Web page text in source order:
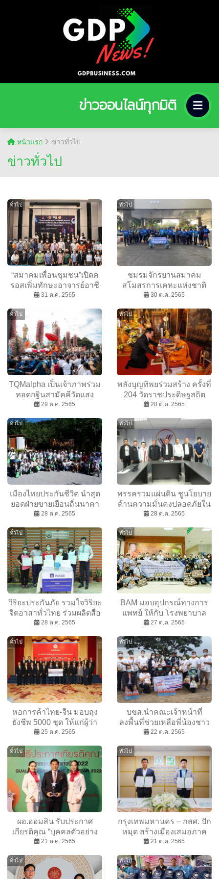
ข่าวออนไลน์ทุกมิติ
หน้าแรก ข่าวทั่วไป
ข่าวทั่วไป
ทั่วไป
“สมาคมเพื่อนชุมชน”เปิดค
รอสเพิ่มทักษะอาจารย์อาชี
วะจ. ระยอง ประยุกต์ความรู้
เยาวชนสู่ธุรกิจสตาร์ทอัพ
31 ต.ค. 2565
ทั่วไป
ชมรมจักรยานสมาคม
สโมสรการเคหะแห่งชาติ
ทีมคลุกฝุ่น Cycling Club
ร่วมจัดกิจกรรม “ปั่นเพื่อวัด
พระบาทน้ำพุ” ปีที่ 3 ออก
สตาร์ทวันแรกจากแฟลต
คลองจั่น > ซอยสยามธรณี
กม. 8
30 ต.ค. 2565
ทั่วไป
TQMalpha เป็นเจ้าภาพร่วม
ทอดกฐินสามัคคีวัดแสง
โพธิญาณ จ.เชียงราย
29 ต.ค. 2565
ทั่วไป
พลังบุญทิพยร่วมสร้าง ครั้งที่
204 วัดราชประดิษฐสถิต
มหาสีมารามราชวรวิหาร
28 ต.ค. 2565
ทั่วไป
เมืองไทยประกันชีวิต นำสุด
ยอดฝ่ายขายเยือนถิ่นนาคา
เสริมสิริมงคล
28 ต.ค. 2565
ทั่วไป
พรรครวมแผ่นดิน ชูนโยบาย
ด้านความมั่นคงปลอดภัยใน
ชีวิต การอยู่ดี มีสุข ของ
เพื่อประชาชน ล่าสุด จับ
คนร้ายขโมยตัดสายไฟ
สร้างความอุ่นใจให้
ประชาชนย่านเมืองทองธานี
28 ต.ค. 2565
ทั่วไป
วิริยะประกันภัย รวมใจวิริยะ
จิตอาสาทั่วไทย ร่วมผลิตสื่อ
อักษรเบรลล์ เพื่อคนตาบอด
28 ต.ค. 2565
ทั่วไป
BAM มอบอุปกรณ์ทางการ
แพทย์ ให้กับ โรงพยาบาล
ศรีนครินทร์ (ปัญญานันท
27 ต.ค. 2565
ทั่วไป
หอการค้าไทย-จีน มอบถุง
ยังชีพ 5000 ชุด ให้แก่ผู้ว่า
ราชการกรุงเทพมหานคร
น้ำท่วมใน กทม.
25 ต.ค. 2565
ทั่วไป
บขส.นำคณะเจ้าหน้าที่
ลงพื้นที่ช่วยเหลือพี่น้องชาว
จังหวัดสิงห์บุรี
22 ต.ค. 2565
ทั่วไป
ผอ.ออมสิน รับประกาศ
เกียรติคุณ “บุคคลตัวอย่าง
ภาคธุรกิจแห่งปี 2022”
21 ต.ค. 2565
ทั่วไป
กรุงเทพมหานคร – กสศ. ปัก
หมุด สร้างเมืองเสมอภาค
ทางการศึกษา พัฒนา
แก้ปัญหาเชิงระบบอย่าง
ยั่งยืน
21 ต.ค. 2565
ทั่วไป ทั่วไป